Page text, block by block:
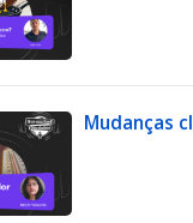
Mudanças